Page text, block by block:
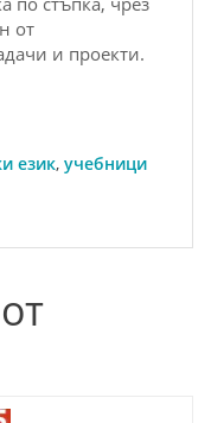
от
и проекти.
език, учебници